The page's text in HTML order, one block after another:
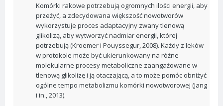
Komórki rakowe potrzebują ogromnych ilości energii, aby
przeżyć, a zdecydowana większość nowotworów
wykorzystuje proces adaptacyjny zwany tlenową
glikolizą, aby wytworzyć nadmiar energii, której
potrzebują (Kroemer i Pouyssegur, 2008). Każdy z leków
w protokole może być ukierunkowany na różne
molekularne procesy metaboliczne zaangażowane w
tlenową glikolizę i ją otaczającą, a to może pomóc obniżyć
ogólne tempo metabolizmu komórki nowotworowej (Jang
i in., 2013).